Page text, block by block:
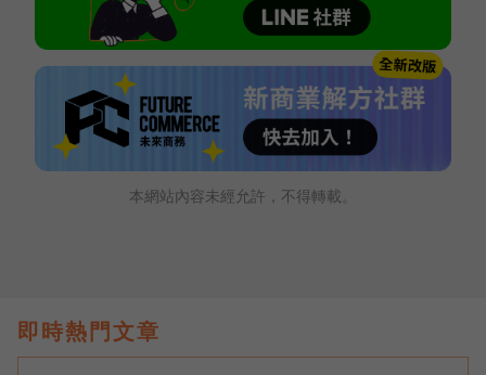
本網站內容未經允許，不得轉載。
即時熱門文章